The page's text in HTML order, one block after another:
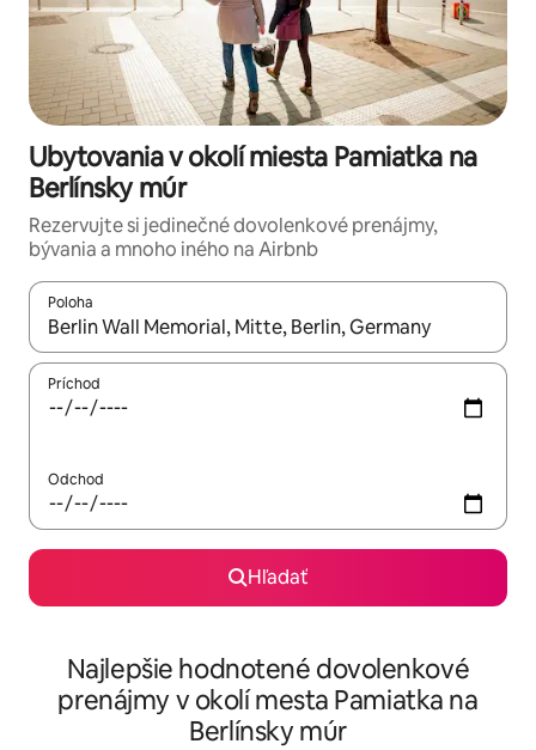
Ubytovania v okolí miesta Pamiatka na
Berlínsky múr
Rezervujte si jedinečné dovolenkové prenájmy,
bývania a mnoho iného na Airbnb
Poloha
Keď budú výsledky k dispozícii, môžete si ich prechádzať
Príchod
Odchod
Hľadať
Najlepšie hodnotené dovolenkové
prenájmy v okolí mesta Pamiatka na
Berlínsky múr